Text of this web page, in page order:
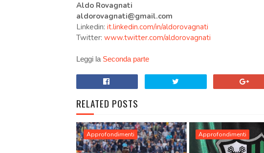
Aldo Rovagnati
aldorovagnati@gmail.com
Linkedin: it.linkedin.com/in/aldorovagnati
Twitter: www.twitter.com/aldorovagnati
Leggi la Seconda parte
RELATED POSTS
Approfondimenti Approfondimenti